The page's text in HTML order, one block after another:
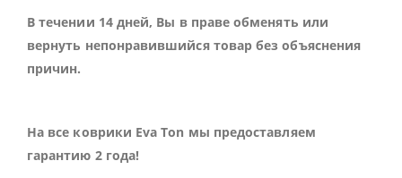
В течении 14 дней, Вы в праве обменять или
вернуть непонравившийся товар без объяснения
причин.
На все коврики Eva Ton мы предоставляем
гарантию 2 года!